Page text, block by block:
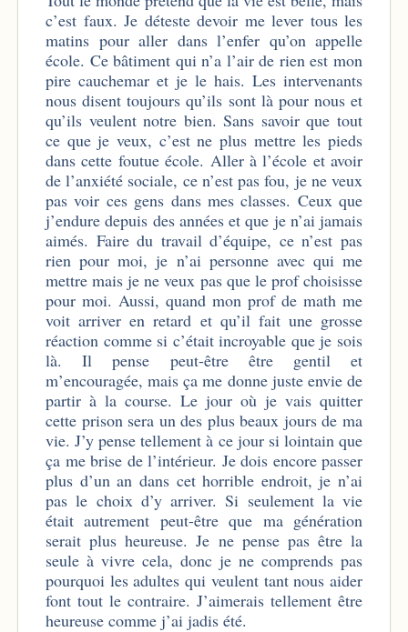
c’est faux. Je déteste devoir me lever tous les
matins pour aller dans l’enfer qu’on appelle
école. Ce bâtiment qui n’a l’air de rien est mon
pire cauchemar et je le hais. Les intervenants
nous disent toujours qu’ils sont là pour nous et
qu’ils veulent notre bien. Sans savoir que tout
ce que je veux, c’est ne plus mettre les pieds
dans cette foutue école. Aller à l’école et avoir
de l’anxiété sociale, ce n’est pas fou, je ne veux
pas voir ces gens dans mes classes. Ceux que
j’endure depuis des années et que je n’ai jamais
aimés. Faire du travail d’équipe, ce n’est pas
rien pour moi, je n’ai personne avec qui me
mettre mais je ne veux pas que le prof choisisse
pour moi. Aussi, quand mon prof de math me
voit arriver en retard et qu’il fait une grosse
réaction comme si c’était incroyable que je sois
là. Il pense peut-être être gentil et
m’encouragée, mais ça me donne juste envie de
partir à la course. Le jour où je vais quitter
cette prison sera un des plus beaux jours de ma
vie. J’y pense tellement à ce jour si lointain que
ça me brise de l’intérieur. Je dois encore passer
plus d’un an dans cet horrible endroit, je n’ai
pas le choix d’y arriver. Si seulement la vie
était autrement peut-être que ma génération
serait plus heureuse. Je ne pense pas être la
seule à vivre cela, donc je ne comprends pas
pourquoi les adultes qui veulent tant nous aider
font tout le contraire. J’aimerais tellement être
heureuse comme j’ai jadis été.